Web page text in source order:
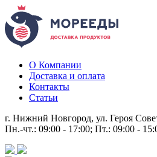
О Компании
Доставка и оплата
Контакты
Статьи
г. Нижний Новгород, ул. Героя
Пн.-чт.: 09:00 - 17:00; Пт.: 09:00 -